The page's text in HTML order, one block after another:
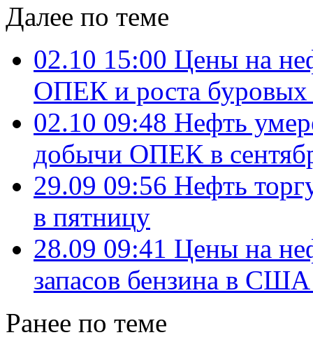
Далее по теме
02.10 15:00 Цены на
ОПЕК и роста
02.10 09:48 Нефть
добычи ОПЕК в
29.09 09:56 Нефть
в пятницу
28.09 09:41 Цены на
запасов бензина в
Ранее по теме